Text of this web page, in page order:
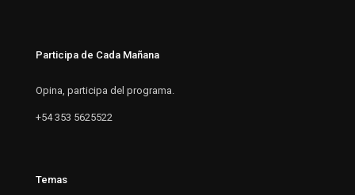
Participa de Cada Mañana
Opina, participa del programa.
+54 353 5625522
Temas